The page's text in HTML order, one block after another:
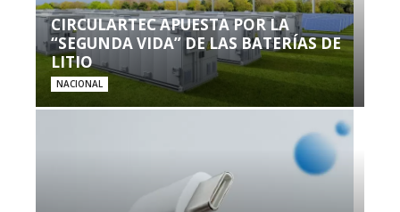
CIRCULARTEC APUESTA POR LA
“SEGUNDA VIDA” DE LAS BATERÍAS DE
LITIO
NACIONAL